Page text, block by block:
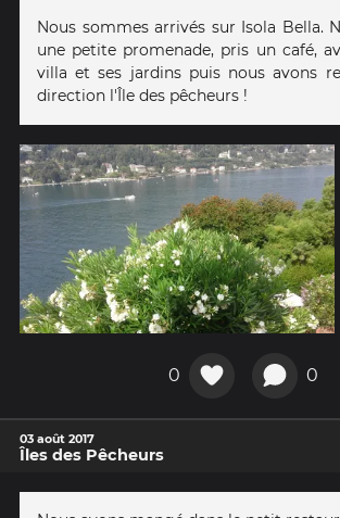
Nous sommes arrivés sur Isola Bella.
une petite promenade, pris un café,
villa et ses jardins puis nous avons
direction l'Île des pêcheurs !
0 0
03 août 2017
Îles des Pêcheurs